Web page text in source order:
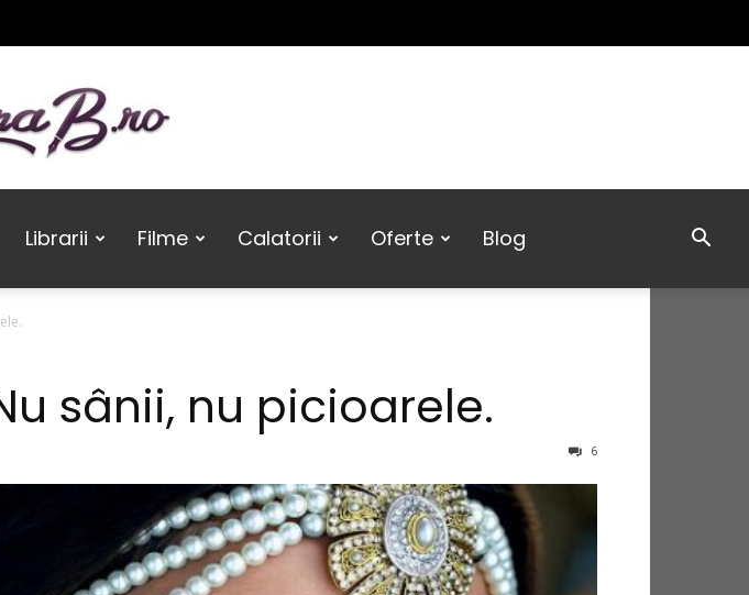
Roxana
Librarii Filme Calatorii Oferte Blog
sânii, nu picioarele.
6